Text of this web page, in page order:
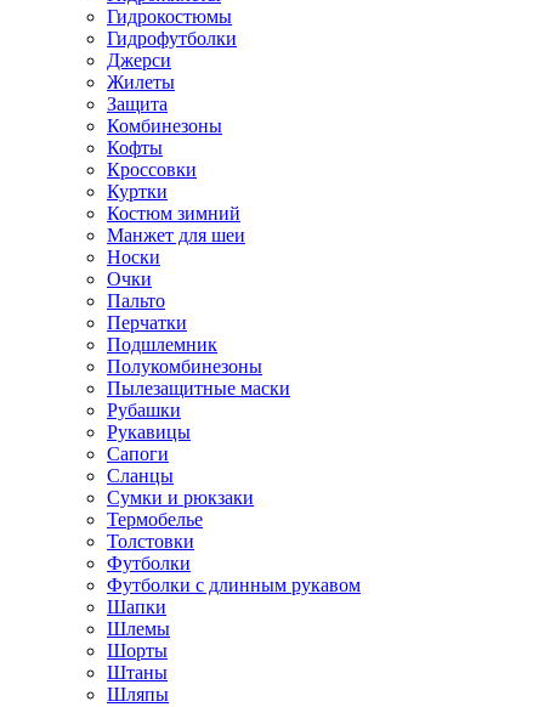
Гидрокостюмы
Гидрофутболки
Джерси
Жилеты
Защита
Комбинезоны
Кофты
Кроссовки
Куртки
Костюм зимний
Манжет для шеи
Носки
Очки
Пальто
Перчатки
Подшлемник
Полукомбинезоны
Пылезащитные маски
Рубашки
Рукавицы
Сапоги
Сланцы
Сумки и рюкзаки
Термобелье
Толстовки
Футболки
Футболки с длинным рукавом
Шапки
Шлемы
Шорты
Штаны
Шляпы